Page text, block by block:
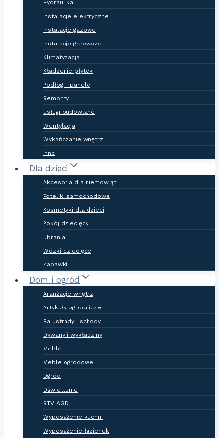
Hydraulika
Instalacje elektryczne
Instalacje gazowe
Instalacje grzewcze
Klimatyzacja
Kładzenie płytek
Podłogi i panele
Remonty
Usługi budowlane
Wentylacja
Wykańczanie wnętrz
Inne
Dla dzieci
Akcesoria dla niemowląt
Foteliki samochodowe
Kosmetyki dla dzieci
Pokój dziecięcy
Ubrania
Wózki dziecięce
Zabawki
Dom i ogród
Aranżacje wnętrz
Artykuły ogrodnicze
Balustrady i schody
Dywany i wykładziny
Meble
Meble ogrodowe
Ogród
Oświetlenie
RTV AGD
Wyposażenie kuchni
Wyposażenie łazienek